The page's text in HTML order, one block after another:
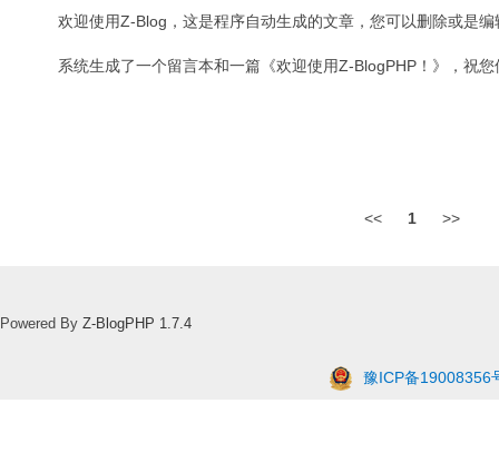
欢迎使用Z-Blog，这是程序自动生成的文章，您可以删除或是编
系统生成了一个留言本和一篇《欢迎使用Z-BlogPHP！》，祝
<< 1 >>
Powered By Z-BlogPHP 1.7.4
豫ICP备19008356